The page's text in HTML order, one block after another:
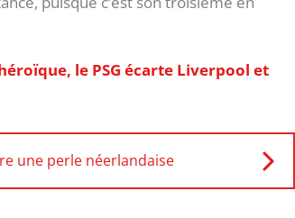
le PSG écarte Liverpool et
une perle néerlandaise